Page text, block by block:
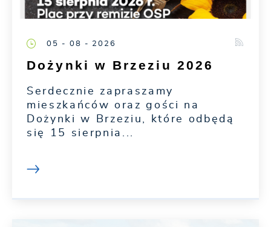
05 - 08 - 2026
Dożynki w Brzeziu 2026
Serdecznie zapraszamy
mieszkańców oraz gości na
Dożynki w Brzeziu, które odbędą
się 15 sierpnia...